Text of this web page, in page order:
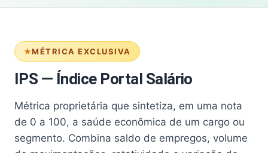
MÉTRICA EXCLUSIVA
IPS — Índice Portal Salário
Métrica proprietária que sintetiza, em uma nota
de 0 a 100, a saúde econômica de um cargo ou
segmento. Combina saldo de empregos, volume